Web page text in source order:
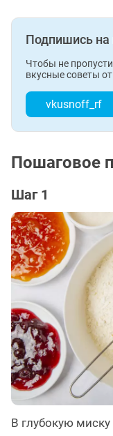
Подпишись на
Чтобы не
вкусные советы
vkusnoff_rf
Пошаговое
Шаг 1
В глубокую